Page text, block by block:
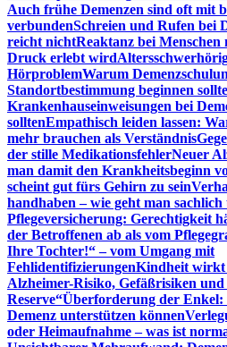
Auch frühe Demenzen sind oft mit
verbundenSchreien und Rufen bei
reicht nichtReaktanz bei
Druck erlebt wird
HörproblemWarum
Standortbestimmung beginnen
Krankenhauseinweisungen bei
solltenEmpathisch leiden lassen:
mehr brauchen als Verständnis
der stille MedikationsfehlerNeuer
man damit den Krankheitsbeginn
scheint gut fürs Gehirn zu sein
handhaben – wie geht man
Pflegeversicherung: Gerechtigkeit
der Betroffenen ab als vom
Ihre Tochter!“ – vom Umgang mit
FehlidentifizierungenKindheit wirkt
Alzheimer-Risiko, Gefäßrisiken
Reserve“Überforderung der Enkel:
Demenz unterstützen können
oder Heimaufnahme – was ist